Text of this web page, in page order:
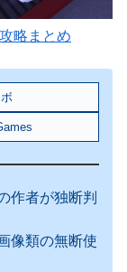
略まとめ
作者が独断判
像類の無断使